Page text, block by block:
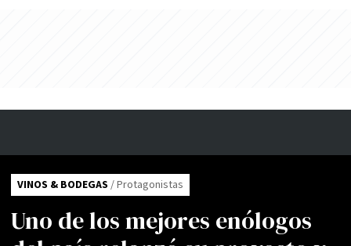
Uno de los mejores enólogos
VINOS & BODEGAS / Protagonistas